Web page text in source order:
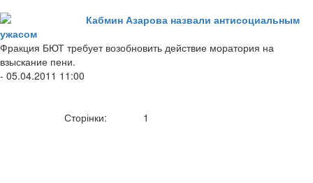
Кабмин Азарова назвали антисоциальным
ужасом
Фракция БЮТ требует возобновить действие моратория на
взыскание пени.
- 05.04.2011 11:00
Сторінки: 1